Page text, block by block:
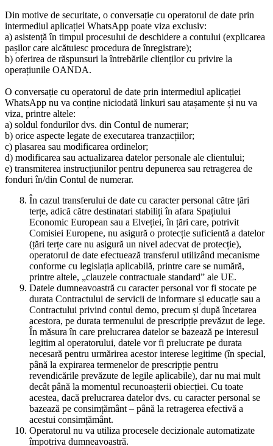
Din motive de securitate, o conversație cu operatorul de date prin
intermediul aplicației WhatsApp poate viza exclusiv:
a) asistență în timpul procesului de deschidere a contului (explicarea
pașilor care alcătuiesc procedura de înregistrare);
b) oferirea de răspunsuri la întrebările clienților cu privire la
operațiunile OANDA.
O conversație cu operatorul de date prin intermediul aplicației
WhatsApp nu va conține niciodată linkuri sau atașamente și nu va
viza, printre altele:
a) soldul fondurilor dvs. din Contul de numerar;
b) orice aspecte legate de executarea tranzacțiilor;
c) plasarea sau modificarea ordinelor;
d) modificarea sau actualizarea datelor personale ale clientului;
e) transmiterea instrucțiunilor pentru depunerea sau retragerea de
fonduri în/din Contul de numerar.
În cazul transferului de date cu caracter personal către țări
terțe, adică către destinatari stabiliți în afara Spațiului
Economic European sau a Elveției, în țări care, potrivit
Comisiei Europene, nu asigură o protecție suficientă a datelor
(țări terțe care nu asigură un nivel adecvat de protecție),
operatorul de date efectuează transferul utilizând mecanisme
conforme cu legislația aplicabilă, printre care se numără,
printre altele, „clauzele contractuale standard” ale UE.
Datele dumneavoastră cu caracter personal vor fi stocate pe
durata Contractului de servicii de informare și educație sau a
Contractului privind contul demo, precum și după încetarea
acestora, pe durata termenului de prescripție prevăzut de lege.
În măsura în care prelucrarea datelor se bazează pe interesul
legitim al operatorului, datele vor fi prelucrate pe durata
necesară pentru urmărirea acestor interese legitime (în special,
până la expirarea termenelor de prescripție pentru
revendicările prevăzute de legile aplicabile), dar nu mai mult
decât până la momentul recunoașterii obiecției. Cu toate
acestea, dacă prelucrarea datelor dvs. cu caracter personal se
bazează pe consimțământ – până la retragerea efectivă a
acestui consimțământ.
Operatorul nu va utiliza procesele decizionale automatizate
împotriva dumneavoastră.